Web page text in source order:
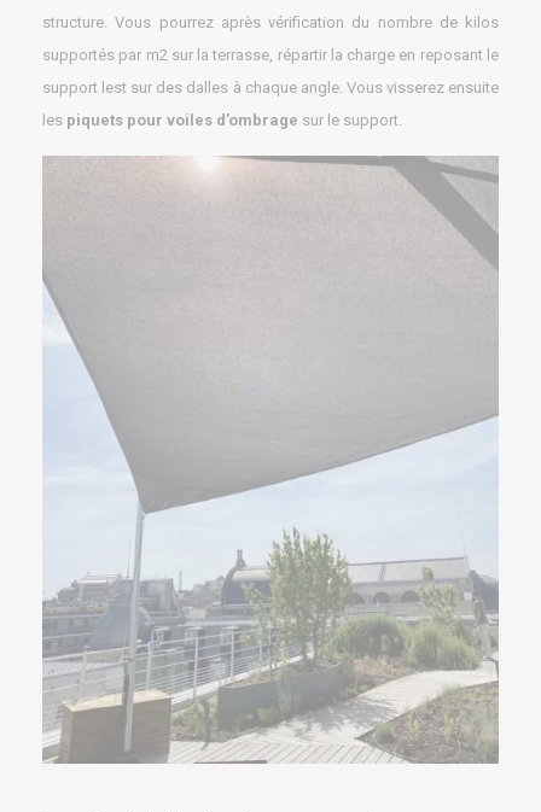
structure. Vous pourrez après vérification du nombre de kilos
supportés par m2 sur la terrasse, répartir la charge en reposant le
support lest sur des dalles à chaque angle. Vous visserez ensuite
les piquets pour voiles d’ombrage sur le support.